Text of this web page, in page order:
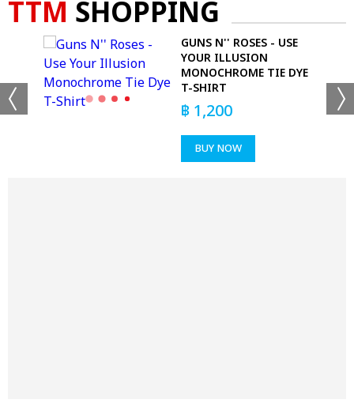
TTM SHOPPING
GUNS N'' ROSES - USE
YOUR ILLUSION
MONOCHROME TIE DYE
T-SHIRT
฿ 1,200
BUY NOW